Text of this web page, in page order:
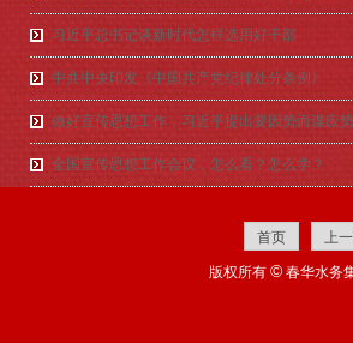
习近平总书记谈新时代怎样选用好干部
中共中央印发《中国共产党纪律处分条例》
做好宣传思想工作，习近平提出要因势而谋应
全国宣传思想工作会议，怎么看？怎么学？
首页 上
版权所有 © 春华水务